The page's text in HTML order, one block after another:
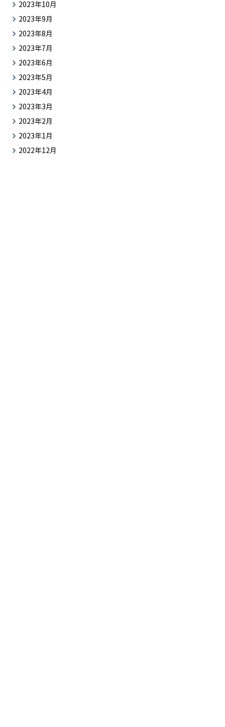
2023年10月
2023年9月
2023年8月
2023年7月
2023年6月
2023年5月
2023年4月
2023年3月
2023年2月
2023年1月
2022年12月